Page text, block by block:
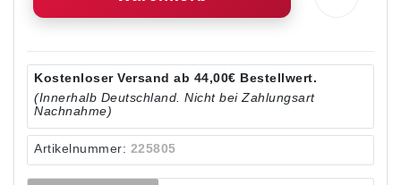
Kostenloser Versand ab 44,00€ Bestellwert.
(Innerhalb Deutschland. Nicht bei Zahlungsart
Nachnahme)
Artikelnummer: 225805